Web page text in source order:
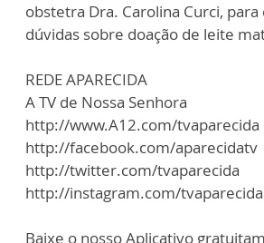
obstetra Dra. Carolina Curci,
dúvidas sobre doação de leite
REDE APARECIDA
A TV de Nossa Senhora
http://www.A12.com/tvaparecida
http://facebook.com/aparecidatv
http://twitter.com/tvaparecida
http://instagram.com/tvaparecida
Baixe o nosso Aplicativo